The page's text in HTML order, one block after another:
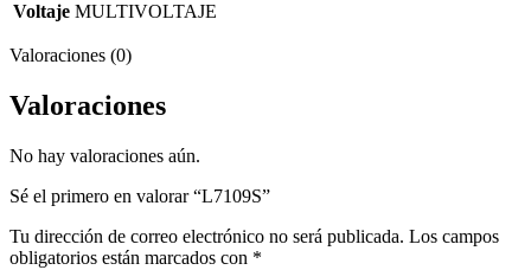
Voltaje MULTIVOLTAJE
Valoraciones (0)
Valoraciones
No hay valoraciones aún.
Sé el primero en valorar “L7109S”
Tu dirección de correo electrónico no será publicada. Los campos
obligatorios están marcados con *